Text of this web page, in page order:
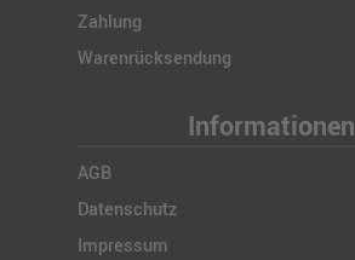
Zahlung
Warenrücksendung
Informationen
AGB
Datenschutz
Impressum